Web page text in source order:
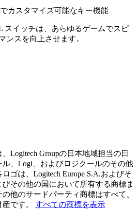
カスタマイズ可能なキー機能
スイッチは、あらゆるゲームでスピ
ンスを向上させます。
Logitech Groupの日本地域担当の日
、Logi、およびロジクールのその他
ゴは、Logitech Europe S.A.およびそ
その他の国において所有する商標ま
他のサードパーティ商標はすべて、
です。 すべての商標を表示